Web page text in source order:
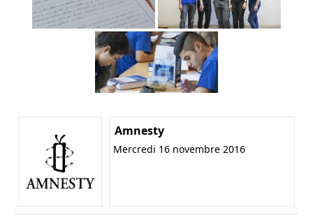
Amnesty
Mercredi 16 novembre 2016